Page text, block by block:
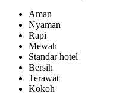
Aman
Nyaman
Rapi
Mewah
Standar hotel
Bersih
Terawat
Kokoh